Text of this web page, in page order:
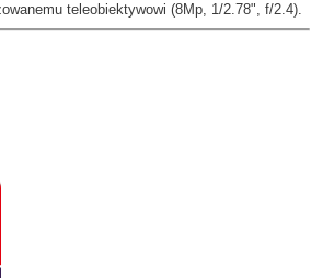
teleobiektywowi (8Mp, 1/2.78", f/2.4).